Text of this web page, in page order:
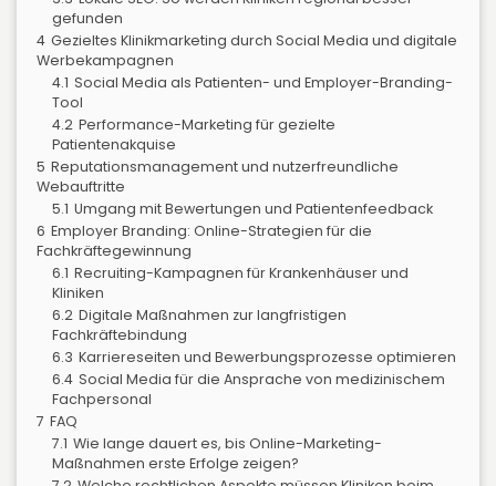
gefunden
4 Gezieltes Klinikmarketing durch Social Media und digitale
Werbekampagnen
4.1 Social Media als Patienten- und Employer-Branding-
Tool
4.2 Performance-Marketing für gezielte
Patientenakquise
5 Reputationsmanagement und nutzerfreundliche
Webauftritte
5.1 Umgang mit Bewertungen und Patientenfeedback
6 Employer Branding: Online-Strategien für die
Fachkräftegewinnung
6.1 Recruiting-Kampagnen für Krankenhäuser und
Kliniken
6.2 Digitale Maßnahmen zur langfristigen
Fachkräftebindung
6.3 Karriereseiten und Bewerbungsprozesse optimieren
6.4 Social Media für die Ansprache von medizinischem
Fachpersonal
7 FAQ
7.1 Wie lange dauert es, bis Online-Marketing-
Maßnahmen erste Erfolge zeigen?